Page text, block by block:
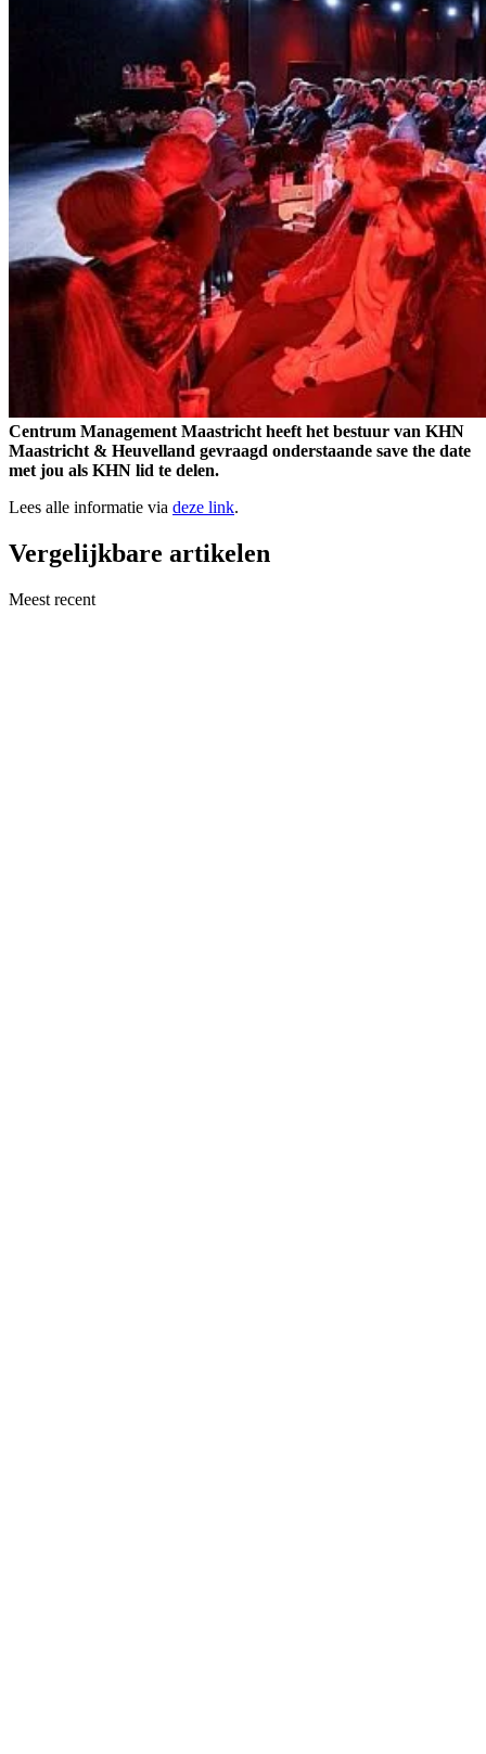
Centrum Management Maastricht heeft het bestuur van KHN
Maastricht & Heuvelland gevraagd onderstaande save the date
met jou als KHN lid te delen.
Lees alle informatie via deze link.
Vergelijkbare artikelen
Meest recent